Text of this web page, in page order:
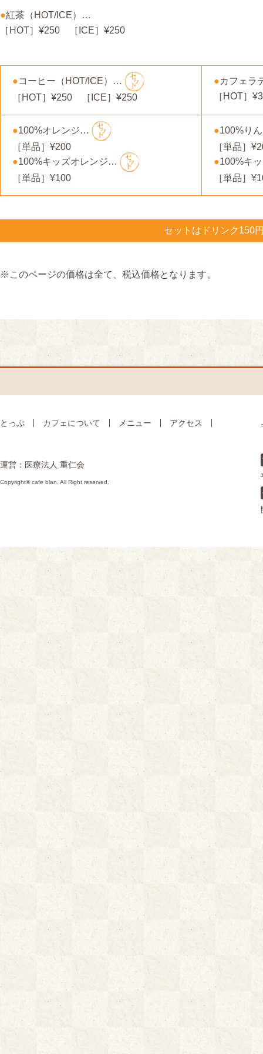
●紅茶（HOT/ICE）…
［HOT］¥250 ［ICE］¥250
●コーヒー（HOT/ICE）…
［HOT］¥250 ［ICE］¥250
●カフェラ
［HOT］
●100%オレンジ…
［単品］¥200
●100%キッズオレンジ…
［単品］¥100
●100%り
［単品］
●100%キ
［単品］
セットはドリンク150
※このページの価格は全て、税込価格となります。
とっぷ カフェについて メニュー アクセス
運営：医療法人 重仁会
Copyright© cafe blan. All Right reserved.